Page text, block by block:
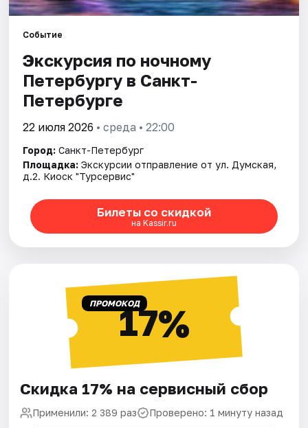
Событие
Экскурсия по ночному
Петербургу в Санкт-
Петербурге
22 июля 2026 • среда • 22:00
Город: Санкт-Петербург
Площадка: Экскурсии отправление от ул. Думская,
д.2. Киоск "Турсервис"
Билеты со скидкой
на Kassir.ru
ПРОМОКОД17%
Скидка 17% на сервисный сбор
Применили: 2 389 раз Проверено: 1 минуту назад